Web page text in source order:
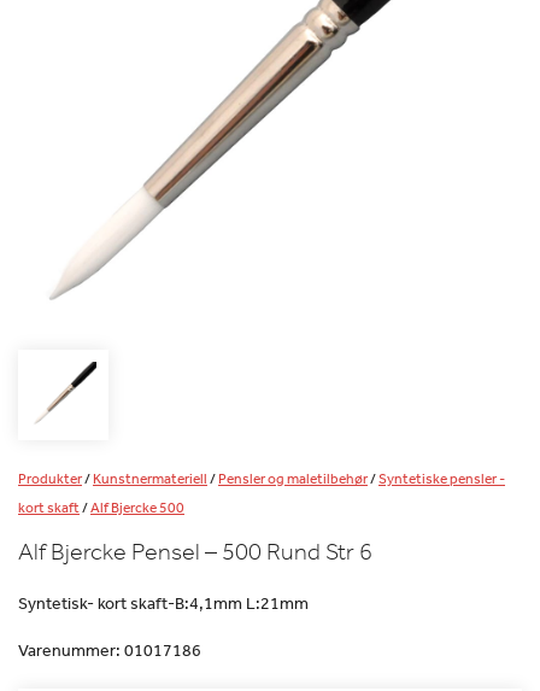
Produkter/Kunstnermateriell/Pensler og maletilbehør/Syntetiske pensler -
kort skaft/Alf Bjercke 500
Alf Bjercke Pensel – 500 Rund Str 6
Syntetisk- kort skaft-B:4,1mm L:21mm
Varenummer: 01017186